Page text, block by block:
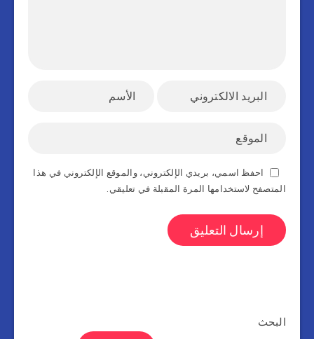
احفظ اسمي، بريدي الإلكتروني، والموقع الإلكتروني في هذا
المتصفح لاستخدامها المرة المقبلة في تعليقي.
البحث